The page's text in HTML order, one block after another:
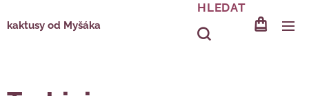
kaktusy od Myšáka
HLEDAT